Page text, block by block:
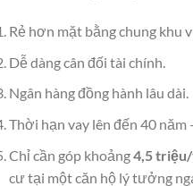
Rẻ hơn mặt bằng chung khu
Dễ dàng cân đối tài chính.
Ngân hàng đồng hành lâu dài.
Thời hạn vay lên đến 40 năm
Chỉ cần góp khoảng4,5 triệu/
cư tại một căn hộ lý tưởng